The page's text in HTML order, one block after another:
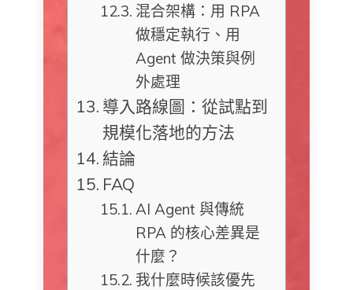
混合架構：用 RPA
做穩定執行、用
Agent 做決策與例
外處理
導入路線圖：從試點到
規模化落地的方法
結論
FAQ
AI Agent 與傳統
RPA 的核心差異是
什麼？
我什麼時候該優先